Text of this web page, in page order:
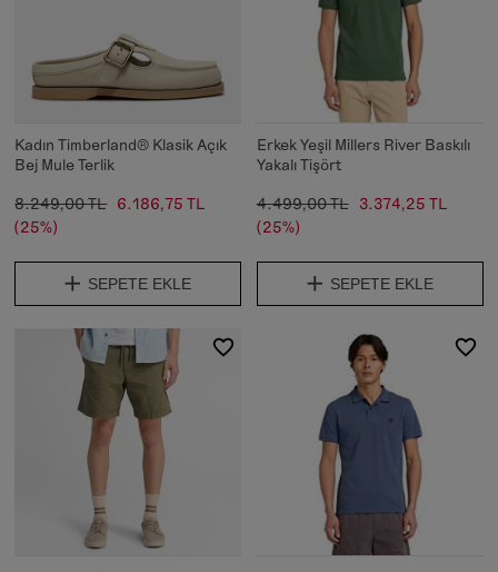
Kadın Timberland® Klasik Açık
Bej Mule Terlik
8.249,00 TL 6.186,75 TL
(25%)
SEPETE EKLE
Erkek Yeşil Millers River Baskılı
Yakalı Tişört
4.499,00 TL
3.374,25 TL
(25%)
SEPETE EKLE